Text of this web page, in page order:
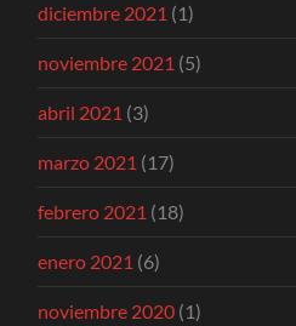
diciembre 2021 (1)
noviembre 2021 (5)
abril 2021 (3)
marzo 2021 (17)
febrero 2021 (18)
enero 2021 (6)
noviembre 2020 (1)